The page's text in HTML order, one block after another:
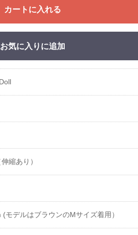
カートに入れる
お気に入りに追加
縮あり）
(モデルはブラウンのMサイズ着用）